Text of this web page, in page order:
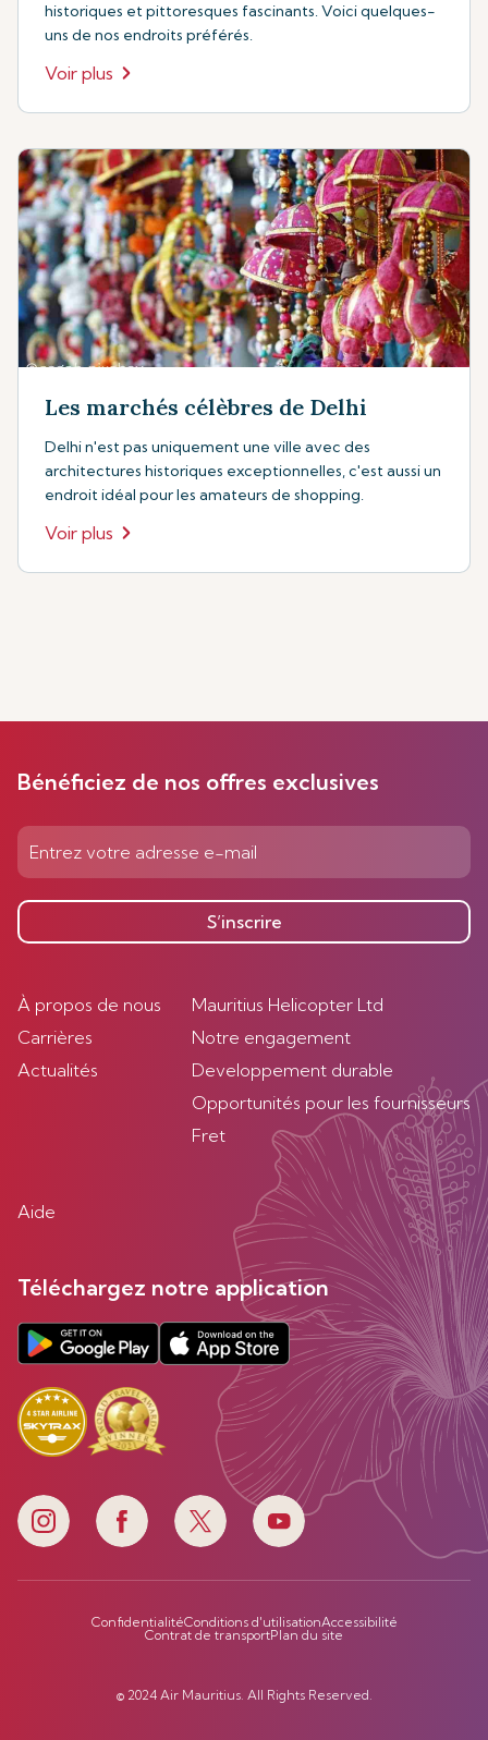
historiques et pittoresques fascinants. Voici quelques-
uns de nos endroits préférés.
Voir plus
Les marchés célèbres de Delhi
Delhi n'est pas uniquement une ville avec des
architectures historiques exceptionnelles, c'est aussi un
endroit idéal pour les amateurs de shopping.
Voir plus
Bénéficiez de nos offres exclusives
S’inscrire
À propos de nous
Carrières
Actualités
Mauritius Helicopter Ltd
Notre engagement
Developpement durable
Opportunités pour les fournisseurs
Fret
Aide
Téléchargez notre application
ConfidentialitéConditions d'utilisationAccessibilité
Contrat de transportPlan du site
© 2024 Air Mauritius. All Rights Reserved.